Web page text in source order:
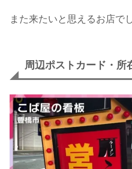
また来たいと思えるお店で
周辺ポストカード・所